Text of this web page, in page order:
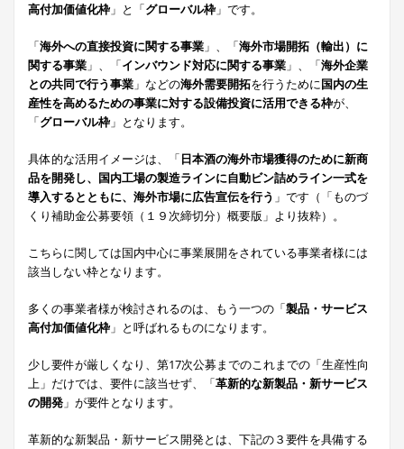
高付加価値化枠」と「グローバル枠」です。
「海外への直接投資に関する事業 」、「海外市場開拓（輸出）に
関する事業 」、「インバウンド対応に関する事業 」、「海外企業
との共同で行う事業 」などの海外需要開拓を行うために国内の生
産性を高めるための事業に対する設備投資に活用できる枠が、
「グローバル枠」となります。
具体的な活用イメージは、「日本酒の海外市場獲得のために新商
品を開発し、国内工場の製造ラインに自動ビン詰めライン一式を
導入するとともに、海外市場に広告宣伝を行う 」です（「ものづ
くり補助金公募要領（１９次締切分）概要版」より抜粋）。
こちらに関しては国内中心に事業展開をされている事業者様には
該当しない枠となります。
多くの事業者様が検討されるのは、もう一つの「製品・サービス
高付加価値化枠」と呼ばれるものになります。
少し要件が厳しくなり、第17次公募までのこれまでの「生産性向
上」だけでは、要件に該当せず、「革新的な新製品・新サービス
の開発 」が要件となります。
革新的な新製品・新サービス開発とは、下記の３要件を具備する